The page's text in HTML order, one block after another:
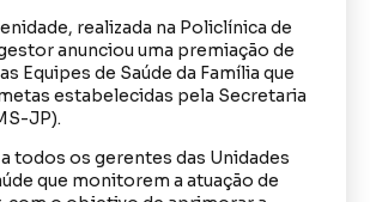
realizada na Policlínica de
anunciou uma premiação de
Equipes de Saúde da Família que
estabelecidas pela Secretaria
JP).
todos os gerentes das Unidades
que monitorem a atuação de